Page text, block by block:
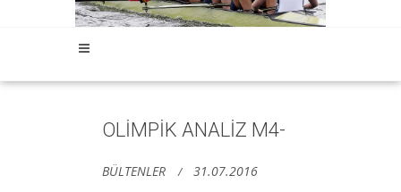
OLİMPİK ANALİZ M4-
BÜLTENLER 31.07.2016